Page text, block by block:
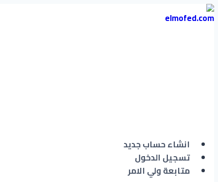
التجاوز
إلى
انشاء حساب جديد
تسجيل الدخول
متابعة ولي الامر